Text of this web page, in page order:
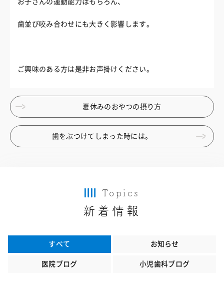
お子さんの運動能力はもちろん、
歯並び咬み合わせにも大きく影響します。
ご興味のある方は是非お声掛けください。
夏休みのおやつの摂り方
歯をぶつけてしまった時には。
Topics
新着情報
すべて お知らせ
医院ブログ 小児歯科ブログ